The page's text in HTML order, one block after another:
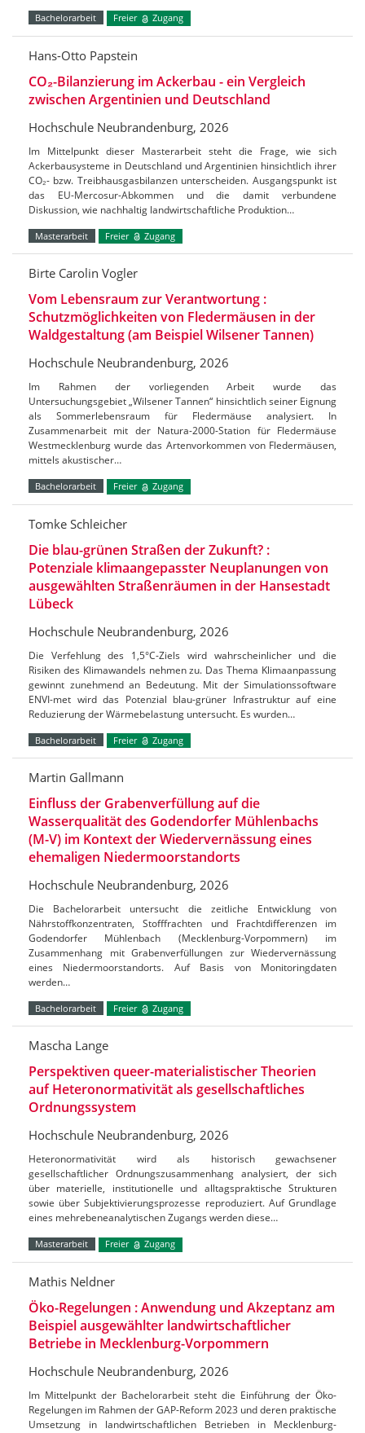
Bachelorarbeit Freier Zugang
Hans-Otto Papstein
CO₂-Bilanzierung im Ackerbau - ein Vergleich
zwischen Argentinien und Deutschland
Hochschule Neubrandenburg, 2026
Im Mittelpunkt dieser Masterarbeit steht die Frage, wie sich
Ackerbausysteme in Deutschland und Argentinien hinsichtlich ihrer
CO₂- bzw. Treibhausgasbilanzen unterscheiden. Ausgangspunkt ist
das EU-Mercosur-Abkommen und die damit verbundene
Diskussion, wie nachhaltig landwirtschaftliche Produktion…
Masterarbeit Freier Zugang
Birte Carolin Vogler
Vom Lebensraum zur Verantwortung :
Schutzmöglichkeiten von Fledermäusen in der
Waldgestaltung (am Beispiel Wilsener Tannen)
Hochschule Neubrandenburg, 2026
Im Rahmen der vorliegenden Arbeit wurde das
Untersuchungsgebiet „Wilsener Tannen“ hinsichtlich seiner Eignung
als Sommerlebensraum für Fledermäuse analysiert. In
Zusammenarbeit mit der Natura-2000-Station für Fledermäuse
Westmecklenburg wurde das Artenvorkommen von Fledermäusen,
mittels akustischer…
Bachelorarbeit Freier Zugang
Tomke Schleicher
Die blau-grünen Straßen der Zukunft? :
Potenziale klimaangepasster Neuplanungen von
ausgewählten Straßenräumen in der Hansestadt
Lübeck
Hochschule Neubrandenburg, 2026
Die Verfehlung des 1,5°C-Ziels wird wahrscheinlicher und die
Risiken des Klimawandels nehmen zu. Das Thema Klimaanpassung
gewinnt zunehmend an Bedeutung. Mit der Simulationssoftware
ENVI-met wird das Potenzial blau-grüner Infrastruktur auf eine
Reduzierung der Wärmebelastung untersucht. Es wurden…
Bachelorarbeit Freier Zugang
Martin Gallmann
Einfluss der Grabenverfüllung auf die
Wasserqualität des Godendorfer Mühlenbachs
(M-V) im Kontext der Wiedervernässung eines
ehemaligen Niedermoorstandorts
Hochschule Neubrandenburg, 2026
Die Bachelorarbeit untersucht die zeitliche Entwicklung von
Nährstoffkonzentraten, Stofffrachten und Frachtdifferenzen im
Godendorfer Mühlenbach (Mecklenburg-Vorpommern) im
Zusammenhang mit Grabenverfüllungen zur Wiedervernässung
eines Niedermoorstandorts. Auf Basis von Monitoringdaten
werden…
Bachelorarbeit Freier Zugang
Mascha Lange
Perspektiven queer-materialistischer Theorien
auf Heteronormativität als gesellschaftliches
Ordnungssystem
Hochschule Neubrandenburg, 2026
Heteronormativität wird als historisch gewachsener
gesellschaftlicher Ordnungszusammenhang analysiert, der sich
über materielle, institutionelle und alltagspraktische Strukturen
sowie über Subjektivierungsprozesse reproduziert. Auf Grundlage
eines mehrebeneanalytischen Zugangs werden diese…
Masterarbeit Freier Zugang
Mathis Neldner
Öko-Regelungen : Anwendung und Akzeptanz am
Beispiel ausgewählter landwirtschaftlicher
Betriebe in Mecklenburg-Vorpommern
Hochschule Neubrandenburg, 2026
Im Mittelpunkt der Bachelorarbeit steht die Einführung der Öko-
Regelungen im Rahmen der GAP-Reform 2023 und deren praktische
Umsetzung in landwirtschaftlichen Betrieben in Mecklenburg-